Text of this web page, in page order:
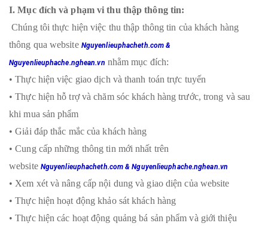
I. Mục đích và phạm vi thu thập thông tin:
Chúng tôi thực hiện việc thu thập thông tin của khách hàng
thông qua website Nguyenlieuphacheth.com &
Nguyenlieuphache.nghean.vn nhằm mục đích:
• Thực hiện việc giao dịch và thanh toán trực tuyến
• Thực hiện hỗ trợ và chăm sóc khách hàng trước, trong và sau
khi mua sản phẩm
• Giải đáp thắc mắc của khách hàng
• Cung cấp những thông tin mới nhất trên
website Nguyenlieuphacheth.com & Nguyenlieuphache.nghean.vn
• Xem xét và nâng cấp nội dung và giao diện của website
• Thực hiện hoạt động khảo sát khách hàng
• Thực hiện các hoạt động quảng bá sản phẩm và giới thiệu